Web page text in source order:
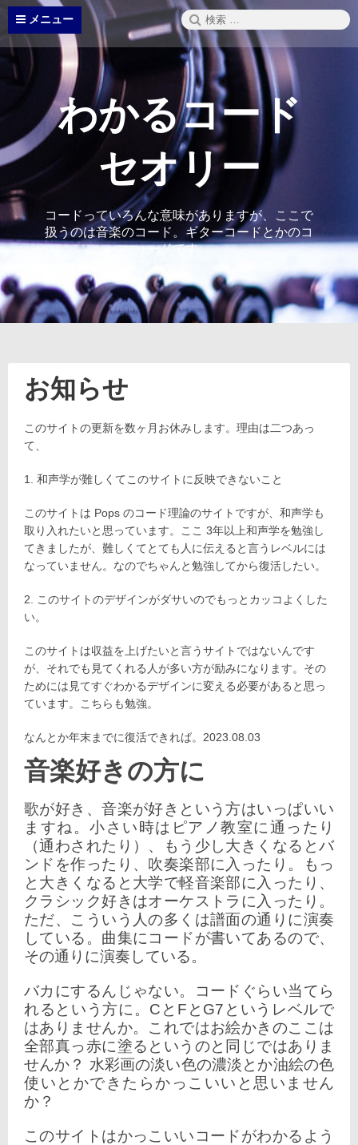
コ
テ
ン
ッ
プ
メニュー
検
索:
わかるコード
セオリー
コードっていろんな意味がありますが、ここで
扱うのは音楽のコード。ギターコードとかのコ
ードです。
お知らせ
投
2020
年12
日 2023
8
月
3
日
稿
者:
Shunky
このサイトの更新を数ヶ月お休みします。理由は二つあっ
て、
1. 和声学が難しくてこのサイトに反映できないこと
このサイトは Pops のコード理論のサイトですが、和声学も
取り入れたいと思っています。ここ 3年以上和声学を勉強し
てきましたが、難しくてとても人に伝えると言うレベルには
なっていません。なのでちゃんと勉強してから復活したい。
2. このサイトのデザインがダサいのでもっとカッコよくした
い。
このサイトは収益を上げたいと言うサイトではないんです
が、それでも見てくれる人が多い方が励みになります。その
ためには見てすぐわかるデザインに変える必要があると思っ
ています。こちらも勉強。
なんとか年末までに復活できれば。2023.08.03
音楽好きの方に
歌が好き、音楽が好きという方はいっぱいい
ますね。小さい時はピアノ教室に通ったり
（通わされたり）、もう少し大きくなるとバ
ンドを作ったり、吹奏楽部に入ったり。もっ
と大きくなると大学で軽音楽部に入ったり、
クラシック好きはオーケストラに入ったり。
ただ、こういう人の多くは譜面の通りに演奏
している。曲集にコードが書いてあるので、
その通りに演奏している。
バカにするんじゃない。コードぐらい当てら
れるという方に。CとFとG7というレベルで
はありませんか。これではお絵かきのここは
全部真っ赤に塗るというのと同じではありま
せんか？ 水彩画の淡い色の濃淡とか油絵の色
使いとかできたらかっこいいと思いません
か？
このサイトはかっこいいコードがわかるよう